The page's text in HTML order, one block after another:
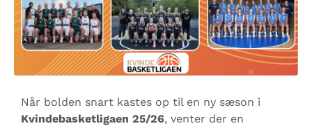
Når bolden snart kastes op til en ny sæson i
Kvindebasketligaen 25/26, venter der en